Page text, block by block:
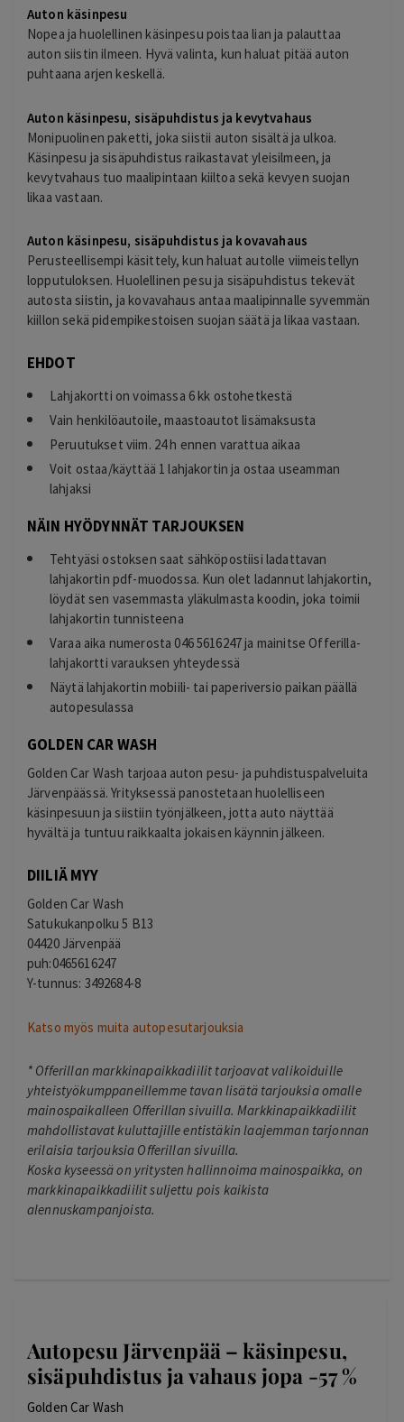
Auton käsinpesu
Nopea ja huolellinen käsinpesu poistaa lian ja palauttaa
auton siistin ilmeen. Hyvä valinta, kun haluat pitää auton
puhtaana arjen keskellä.
Auton käsinpesu, sisäpuhdistus ja kevytvahaus
Monipuolinen paketti, joka siistii auton sisältä ja ulkoa.
Käsinpesu ja sisäpuhdistus raikastavat yleisilmeen, ja
kevytvahaus tuo maalipintaan kiiltoa sekä kevyen suojan
likaa vastaan.
Auton käsinpesu, sisäpuhdistus ja kovavahaus
Perusteellisempi käsittely, kun haluat autolle viimeistellyn
lopputuloksen. Huolellinen pesu ja sisäpuhdistus tekevät
autosta siistin, ja kovavahaus antaa maalipinnalle syvemmän
kiillon sekä pidempikestoisen suojan säätä ja likaa vastaan.
EHDOT
Lahjakortti on voimassa 6 kk ostohetkestä
Vain henkilöautoile, maastoautot lisämaksusta
Peruutukset viim. 24 h ennen varattua aikaa
Voit ostaa/käyttää 1 lahjakortin ja ostaa useamman
lahjaksi
NÄIN HYÖDYNNÄT TARJOUKSEN
Tehtyäsi ostoksen saat sähköpostiisi ladattavan
lahjakortin pdf-muodossa. Kun olet ladannut lahjakortin,
löydät sen vasemmasta yläkulmasta koodin, joka toimii
lahjakortin tunnisteena
Varaa aika numerosta 046 5616247ja mainitse Offerilla-
lahjakortti varauksen yhteydessä
Näytä lahjakortin mobiili- tai paperiversio paikan päällä
autopesulassa
GOLDEN CAR WASH
Golden Car Wash tarjoaa auton pesu- ja puhdistuspalveluita
Järvenpäässä. Yrityksessä panostetaan huolelliseen
käsinpesuun ja siistiin työnjälkeen, jotta auto näyttää
hyvältä ja tuntuu raikkaalta jokaisen käynnin jälkeen.
DIILIÄ MYY
Golden Car Wash
Satukukanpolku 5 B13
04420 Järvenpää
puh:0465616247
Y-tunnus: 3492684-8
Katso myös muita autopesutarjouksia
* Offerillan markkinapaikkadiilit tarjoavat valikoiduille
yhteistyökumppaneillemme tavan lisätä tarjouksia omalle
mainospaikalleen Offerillan sivuilla. Markkinapaikkadiilit
mahdollistavat kuluttajille entistäkin laajemman tarjonnan
erilaisia tarjouksia Offerillan sivuilla.
Koska kyseessä on yritysten hallinnoima mainospaikka, on
markkinapaikkadiilit suljettu pois kaikista
alennuskampanjoista.
Autopesu Järvenpää – käsinpesu,
sisäpuhdistus ja vahaus jopa -57 %
Golden Car Wash